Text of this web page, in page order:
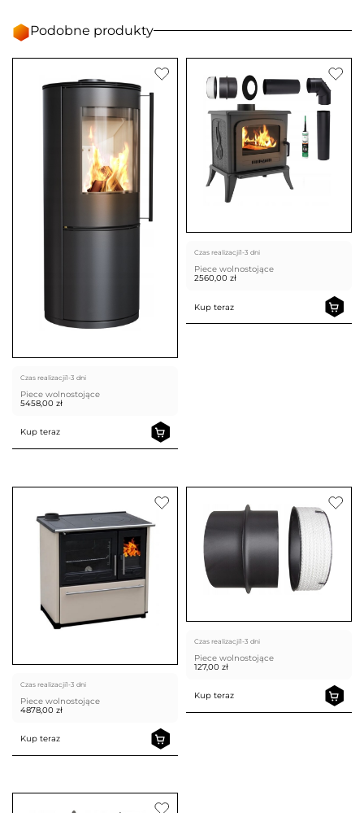
Podobne produkty
Czas realizacji1-3 dni
Piece wolnostojące
5458,00 zł
Kup teraz
Czas realizacji1-3 dni
Piece wolnostojące
2560,00 zł
Kup teraz
Czas realizacji1-3 dni
Piece wolnostojące
4878,00 zł
Kup teraz
Czas realizacji1-3 dni
Piece wolnostojące
127,00 zł
Kup teraz